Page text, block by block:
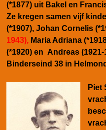
(*1877) uit Bakel en
Ze kregen samen vijf
(*1907), Johan Cornelis
1943), Maria Adriana
(*1920) en Andreas
Binderseind 38 in
Piet